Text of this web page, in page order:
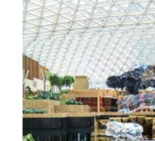
视博广场拥有全球面积最
高梅与世界知名艺术家及
Sartore、Magda Indigo、
Wolfgang Stuppy共同创
乐、语言和文化的元素，
界，以最新的摄影技术捕
小时的独家数码艺术影片
景，投入无与伦比的体验